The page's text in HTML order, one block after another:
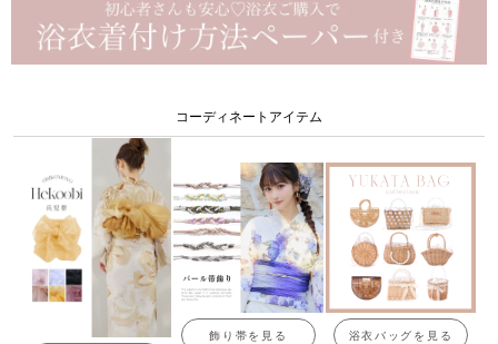
コーディネートアイテム
飾り帯を見る 浴衣バッグを見る